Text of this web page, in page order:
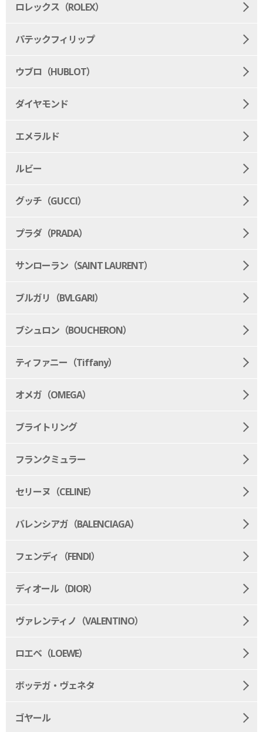
ロレックス（ROLEX）
パテックフィリップ
ウブロ（HUBLOT）
ダイヤモンド
エメラルド
ルビー
グッチ（GUCCI）
プラダ（PRADA）
サンローラン（SAINT LAURENT）
ブルガリ（BVLGARI）
ブシュロン（BOUCHERON）
ティファニー（Tiffany）
オメガ（OMEGA）
ブライトリング
フランクミュラー
セリーヌ（CELINE）
バレンシアガ（BALENCIAGA）
フェンディ（FENDI）
ディオール（DIOR）
ヴァレンティノ（VALENTINO）
ロエベ（LOEWE）
ボッテガ・ヴェネタ
ゴヤール